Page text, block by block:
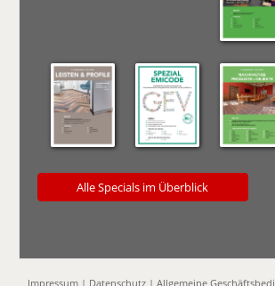
Alle Specials im Überblick
Impressum | Datenschutz |Allgemeine